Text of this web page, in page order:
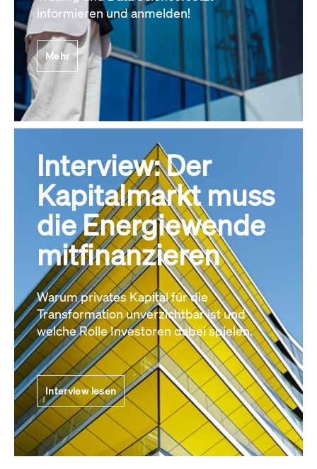
informieren und anmelden!
Mehr
Interview: Der
Kapitalmarkt muss
die Energiewende
mitfinanzieren
Warum privates Kapital für die
Transformation unverzichtbar ist und
welche Rolle Investoren dabei spielen.
Interview lesen